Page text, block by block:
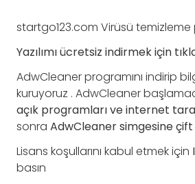
startgo123.com Virüsü temizleme
Yazılımı ücretsiz indirmek için
AdwCleaner programını indirip
kuruyoruz . AdwCleaner
açık programları ve internet
sonra AdwCleaner simgesine çift
Lisans koşullarını kabul etmek için
basın